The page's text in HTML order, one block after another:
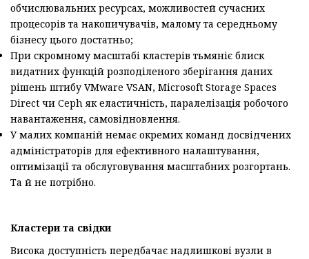
обчислювальних ресурсах, можливостей сучасних
процесорів та накопичувачів, малому та середньому
бізнесу цього достатньо;
При скромному масштабі кластерів тьмяніє блиск
видатних функцій розподіленого зберігання даних
рішень штибу VMware VSAN, Microsoft Storage Spaces
Direct чи Ceph як еластичність, паралелізація робочого
навантаження, самовідновлення.
У малих компаній немає окремих команд досвідчених
адміністраторів для ефективного налаштування,
оптимізації та обслуговування масштабних розгортань.
Та й не потрібно.
Кластери та свідки
Висока доступність передбачає надлишкові вузли в